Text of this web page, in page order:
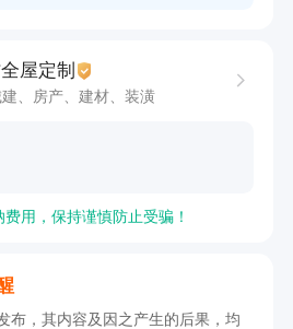
力及服务意识，吃苦耐劳；
屋定制
、房产、建材、装潢
用，保持谨慎防止受骗！
布，其内容及因之产生的后果，均